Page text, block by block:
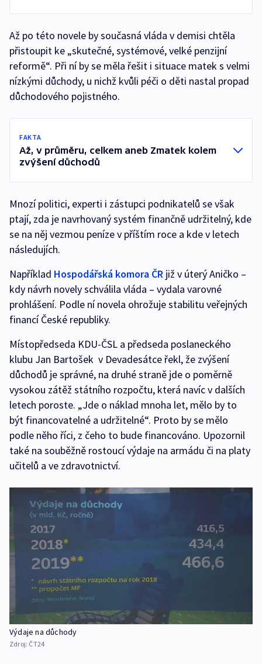
Až po této novele by současná vláda v demisi chtěla
přistoupit ke „skutečné, systémové, velké penzijní
reformě“. Při ní by se měla řešit i situace matek s velmi
nízkými důchody, u nichž kvůli péči o děti nastal propad
důchodového pojistného.
FAKTA
Až, v průměru, celkem aneb Zmatek kolem
zvýšení důchodů
Mnozí politici, experti i zástupci podnikatelů se však
ptají, zda je navrhovaný systém finančně udržitelný, kde
se na něj vezmou peníze v příštím roce a kde v letech
následujích.
Například Hospodářská komora ČR již v úterý Aničko –
kdy návrh novely schválila vláda – vydala varovné
prohlášení. Podle ní novela ohrožuje stabilitu veřejných
financí České republiky.
Místopředseda KDU-ČSL a předseda poslaneckého
klubu Jan Bartošek v Devadesátce řekl, že zvýšení
důchodů je správné, na druhé straně jde o poměrně
vysokou zátěž státního rozpočtu, která navíc v dalších
letech poroste. „Jde o náklad mnoha let, mělo by to
být financovatelné a udržitelné“. Proto by se mělo
podle něho říci, z čeho to bude financováno. Upozornil
také na souběžně rostoucí výdaje na armádu či na platy
učitelů a ve zdravotnictví.
Výdaje na důchody
Zdroj: ČT24